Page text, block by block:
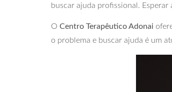
buscar ajuda profissional.
O Centro Terapêutico Adonai
o problema e buscar ajuda é um